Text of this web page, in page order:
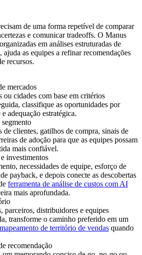
de uma forma repetível de comparar
e comunicar tradeoffs. O Manus
em análises estruturadas de
ajuda as equipes a refinar recomendações
recursos.
mercados
ou cidades com base em critérios
classifique as oportunidades por
adequação estratégica.
de clientes, gatilhos de compra, sinais de
de adoção para que as equipes possam
mais confiável.
investimentos
necessidades de equipe, esforço de
payback, e depois conecte as descobertas
ferramenta de análise de custos com AI
mais aprofundada.
parceiros, distribuidores e equipes
transforme o caminho preferido em um
de território de vendas quando
recomendação